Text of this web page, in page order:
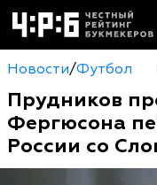
Новости/Футбол
Прудников
Фергюсона
России со